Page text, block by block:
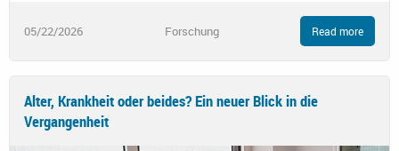
05/22/2026 Forschung Read more
Alter, Krankheit oder beides? Ein neuer Blick in die
Vergangenheit